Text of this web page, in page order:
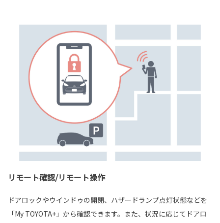
リモート確認/リモート操作
ドアロックやウインドゥの開閉、ハザードランプ点灯状態などを
「My TOYOTA+」から確認できます。また、状況に応じてドアロ